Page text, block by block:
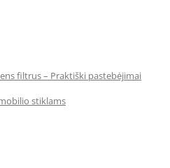
filtrus – Praktiški pastebėjimai
stiklams